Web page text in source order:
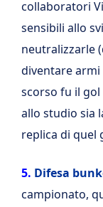
collaboratori
sensibili allo
neutralizzarle
diventare armi
scorso fu il gol
allo studio sia
replica di quel
5. Difesa
campionato,